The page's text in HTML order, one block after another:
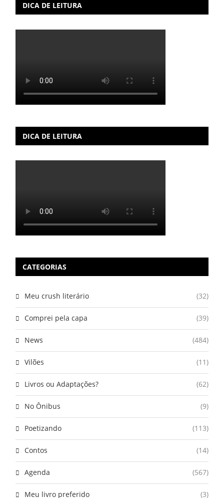
DICA DE LEITURA
DICA DE LEITURA
CATEGORIAS
Meu crush literário (32)
Comprei pela capa (39)
News (484)
Vilões (11)
Livros ou Adaptações? (62)
No Ônibus (9)
Poetizando (113)
Contos (14)
Agenda (567)
Meu livro preferido (3)